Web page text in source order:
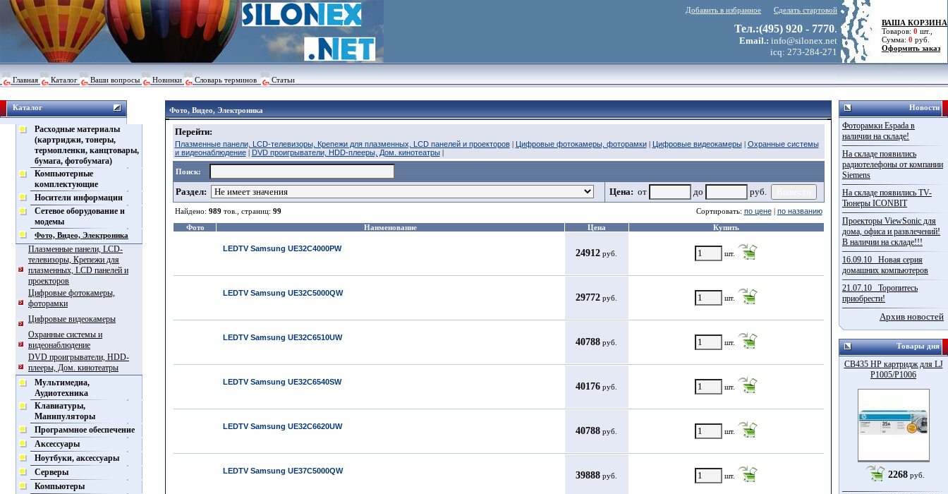
Добавить в избранное Сделать стартовой
Тел.:(495) 920 - 7770.
Email.: info@silonex.net
icq: 273-284-271
Главная Каталог Ваши вопросы Новинки Словарь терминов Статьи
ВАША КОРЗИНА
Товаров: 0 шт.,
Сумма: 0 руб.
Оформить заказ
Каталог
Расходные материалы
(картриджи, тонеры,
термопленки, канцтовары,
бумага, фотобумага)
Компьютерные
комплектующие
Носители информации
Сетевое оборудование и
модемы
Фото, Видео, Электроника
Плазменные панели, LCD-
телевизоры, Крепежи для
плазменных, LCD панелей и
проекторов
Цифровые фотокамеры,
фоторамки
Цифровые видеокамеры
Охранные системы и
видеонаблюдение
DVD проигрыватели, HDD-
плееры, Дом. кинотеатры
Мультимедиа,
Аудиотехника
Клавиатуры,
Манипуляторы
Программное обеспечение
Аксессуары
Ноутбуки, аксессуары
Серверы
Компьютеры
Фото, Видео, Электроника
Перейти:
Плазменные панели, LCD-телевизоры, Крепежи для плазменных, LCD панелей и проекторов| Цифровые фотокамеры, фоторамки| Цифровые видеокамеры| Охранные системы
и видеонаблюдение| DVD проигрыватели, HDD-плееры, Дом. кинотеатры|
Поиск:
Раздел: Цена: от до руб.
Найдено: 989 тов., страниц: 99 Сортировать: по цене| по названию
Фото
Наименование Цена Купить
LEDTV Samsung UE32С4000PW 24912 руб. шт.
LEDTV Samsung UE32С5000QW 29772 руб. шт.
LEDTV Samsung UE32С6510UW 40788 руб. шт.
LEDTV Samsung UE32С6540SW 40176 руб. шт.
LEDTV Samsung UE32C6620UW 40788 руб. шт.
LEDTV Samsung UE37C5000QW 39888 руб. шт.
Новости
Фоторамки Espada в
наличии на складе!
На складе появились
радиотелефоны от компании
Siemens
На складе появились TV-
Тюнеры ICONBIT
Проекторы ViewSonic для
дома, офиса и развлечений!
В наличии на складе!!!
16.09.10 Новая серия
домашних компьютеров
21.07.10 Торопитесь
приобрести!
Архив новостей
Товары дня
CB435 HP картридж для LJ
P1005/P1006
2268 руб.